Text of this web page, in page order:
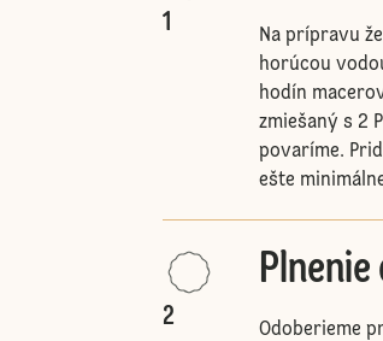
1
Na prípravu
horúcou
hodín
zmiešaný s 2
povaríme.
ešte
2
Odoberieme